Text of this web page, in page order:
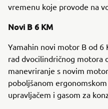
vremenu koje provode na
Novi B 6 KM
Yamahin novi motor B od 6
rad dvocilindričnog motora
manevriranje s novim
poboljšanom
upravljačem i gasom za